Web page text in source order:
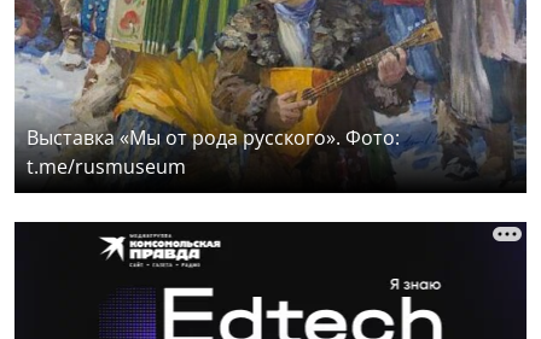
Выставка «Мы от рода русского». Фото:
t.me/rusmuseum